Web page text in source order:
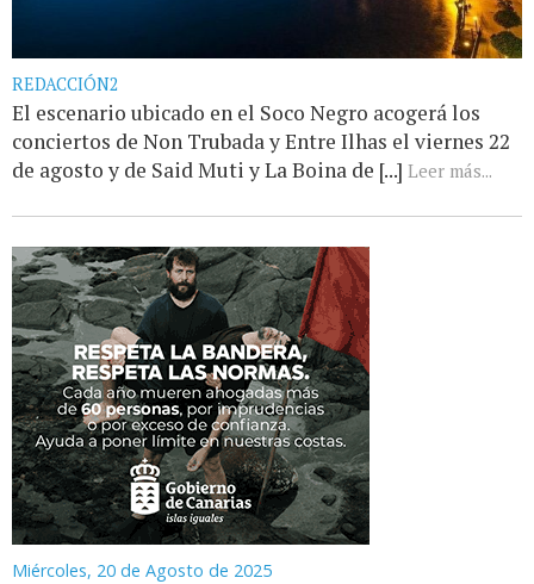
REDACCIÓN2
El escenario ubicado en el Soco Negro acogerá los
conciertos de Non Trubada y Entre Ilhas el viernes 22
de agosto y de Said Muti y La Boina de [...] Leer más...
Miércoles, 20 de Agosto de 2025